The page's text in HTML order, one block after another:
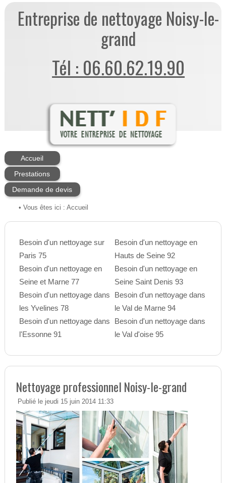
Entreprise de nettoyage Noisy-le-
grand
Tél : 06.60.62.19.90
Accueil
Prestations
Demande de devis
• Vous êtes ici : Accueil
Besoin d'un nettoyage sur
Paris 75
Besoin d'un nettoyage en
Seine et Marne 77
Besoin d'un nettoyage dans
les Yvelines 78
Besoin d'un nettoyage dans
l'Essonne 91
Besoin d'un nettoyage en
Hauts de Seine 92
Besoin d'un nettoyage en
Seine Saint Denis 93
Besoin d'un nettoyage dans
le Val de Marne 94
Besoin d'un nettoyage dans
le Val d'oise 95
Nettoyage professionnel Noisy-le-grand
Publié le jeudi 15 juin 2014 11:33